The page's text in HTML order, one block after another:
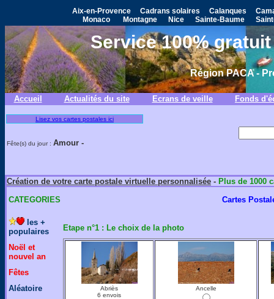
Aix-en-Provence Cadrans solaires Calanques
Monaco
Montagne Nice Sainte-Baume
Service 100%
Région PACA -
Accueil Actualités du site Ecrans de veille Fonds
Lisez vos cartes postales ici
Fête(s) du jour : Amour -
Création de votre carte postale virtuelle personnalisée - Plus de 1000
CATEGORIES
les +
populaires
Noël et
nouvel an
Fêtes
Aléatoire
Cartes
Etape n°1 : Le choix de la photo
Abriès
6 envois
Ancelle